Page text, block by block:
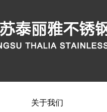
关于我们